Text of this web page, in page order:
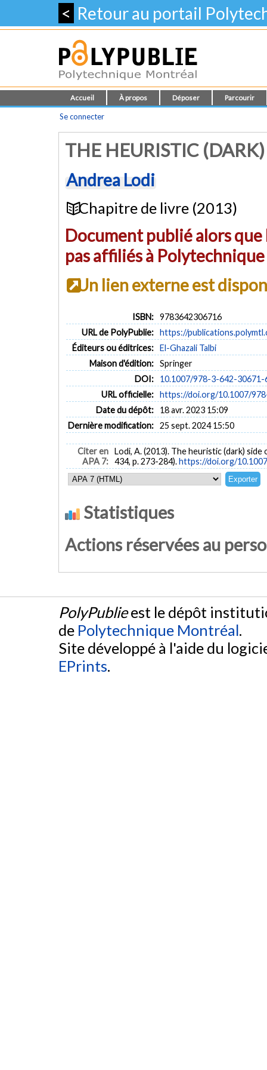
< Retour au portail
Accueil À propos Déposer Parcourir
Se connecter
THE HEURISTIC
Andrea Lodi
Chapitre de livre (2013)
Document publié alors
pas affiliés à
Un lien externe est
ISBN: 9783642306716
URL de PolyPublie: https://
Éditeurs ou éditrices: El-Ghazali Talbi
Maison d'édition: Springer
DOI:
10.1007/978-3-642-30671-
URL officielle: https://doi.org/10.1007/
Date du dépôt:
18 avr. 2023 15:09
Dernière modification: 25 sept. 2024 15:50
Citer en
APA 7:
Lodi, A. (2013). The heuristic (dark)
434, p. 273-284).https://doi.org/
Statistiques
Actions réservées au
PolyPublieest le dépôt
de Polytechnique Montréal.
Site développé à l'aide du
EPrints.